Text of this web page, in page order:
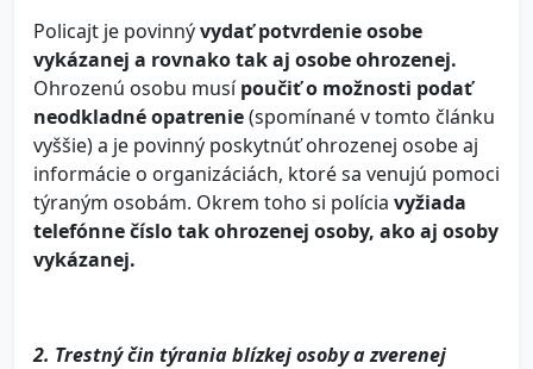
Policajt je povinnývydať potvrdenie osobe
vykázanej a rovnako tak aj osobe ohrozenej.
Ohrozenú osobu musípoučiť o možnosti podať
neodkladné opatrenie(spomínané v tomto článku
vyššie) a je povinný poskytnúť ohrozenej osobe aj
informácie o organizáciách, ktoré sa venujú pomoci
týraným osobám. Okrem toho si polícia vyžiada
telefónne číslo tak ohrozenej osoby, ako aj osoby
vykázanej.
2. Trestný čin týrania blízkej osoby a zverenej